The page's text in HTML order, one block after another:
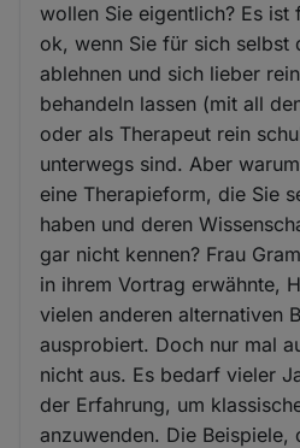
wollen Sie eigentlich? Es
ok, wenn Sie für sich selbst
ablehnen und sich lieber
behandeln lassen (mit all
oder als Therapeut rein
unterwegs sind. Aber
eine Therapieform, die Sie
haben und deren
gar nicht kennen? Frau
in ihrem Vortrag erwähnte,
vielen anderen alternativen
ausprobiert. Doch nur mal
nicht aus. Es bedarf vieler
der Erfahrung, um
anzuwenden. Die Beispiele,